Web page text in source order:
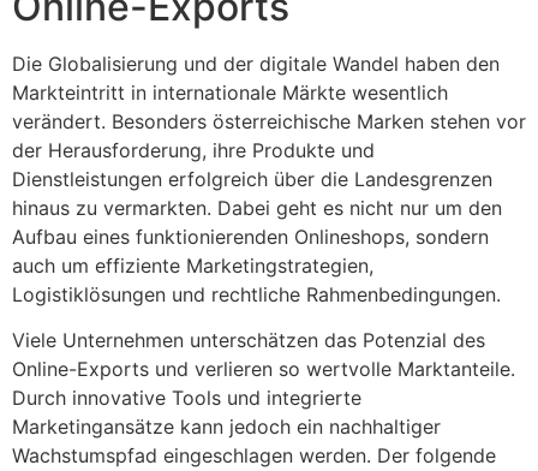
Die Globalisierung und der digitale Wandel haben den
Markteintritt in internationale Märkte wesentlich
verändert. Besonders österreichische Marken stehen vor
der Herausforderung, ihre Produkte und
Dienstleistungen erfolgreich über die Landesgrenzen
hinaus zu vermarkten. Dabei geht es nicht nur um den
Aufbau eines funktionierenden Onlineshops, sondern
auch um effiziente Marketingstrategien,
Logistiklösungen und rechtliche Rahmenbedingungen.
Viele Unternehmen unterschätzen das Potenzial des
Online-Exports und verlieren so wertvolle Marktanteile.
Durch innovative Tools und integrierte
Marketingansätze kann jedoch ein nachhaltiger
Wachstumspfad eingeschlagen werden. Der folgende